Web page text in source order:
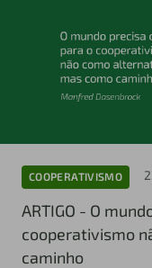
COOPERATIVISMO
ARTIGO - O
cooperativismo
caminho